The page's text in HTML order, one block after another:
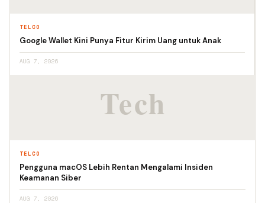
TELCO
Google Wallet Kini Punya Fitur Kirim Uang untuk Anak
AUG 7, 2026
TELCO
Pengguna macOS Lebih Rentan Mengalami Insiden
Keamanan Siber
AUG 7, 2026